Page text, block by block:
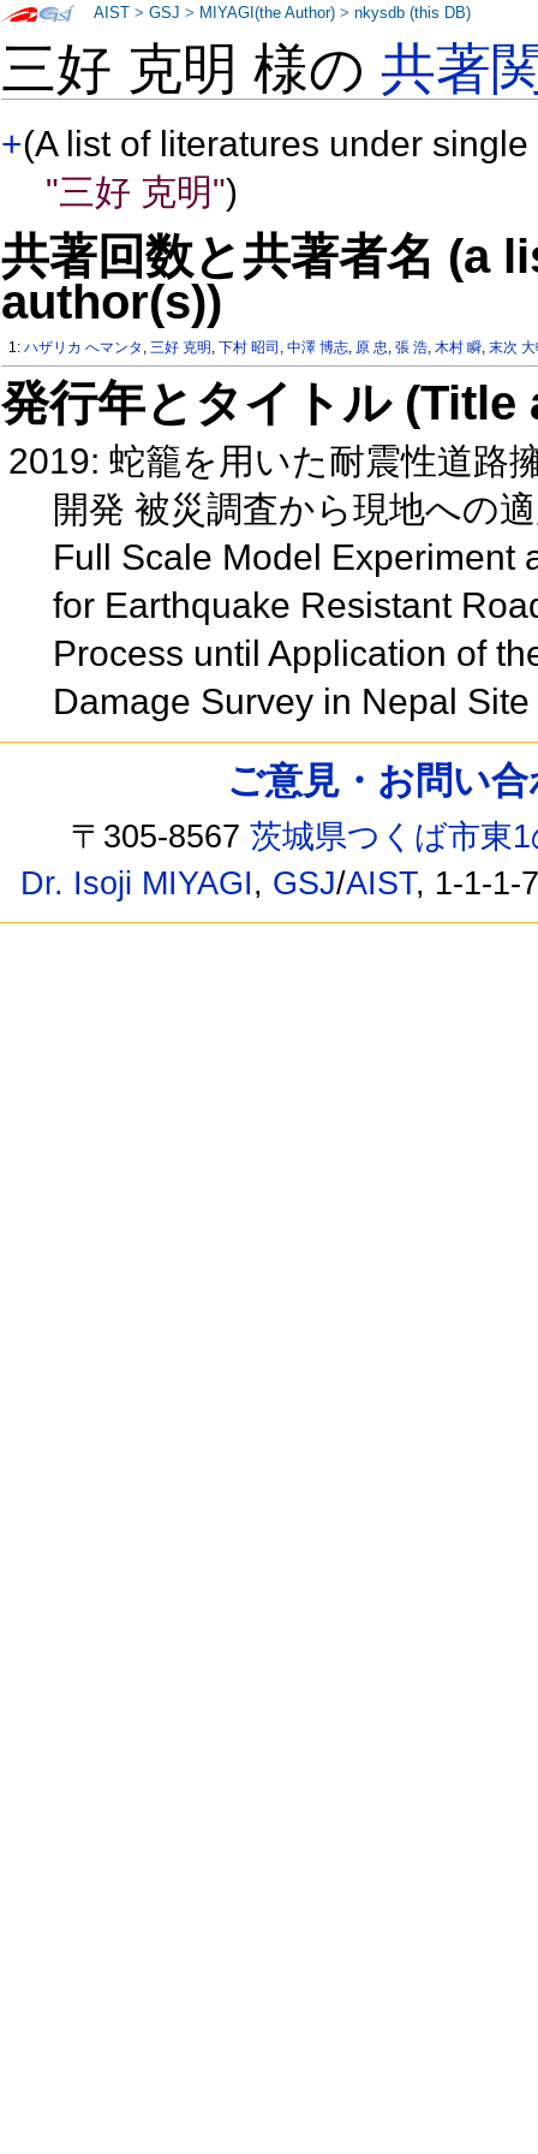
三好 克明 様の共著
+(A list of literatures under
"三好 克明")
共著回数と共著者名 (a
author(s))
1:ハザリカ へマンタ ,三好 克明 ,下村 昭司 ,中澤 博志, 原 忠,張 浩,木村 瞬,末次
発行年とタイトル
2019: 蛇籠を用いた耐震性道路
開発 被災調査から現地への
Full Scale Model Experiment
for Earthquake Resistant
Process until Application of
Damage Survey in Nepal Site
AIST >GSJ > MIYAGI(the Author) >nkysdb (this DB)
ご意見・お問い
〒305-8567茨城県つくば市東
Dr. Isoji MIYAGI, GSJ/AIST, 1-1-1-